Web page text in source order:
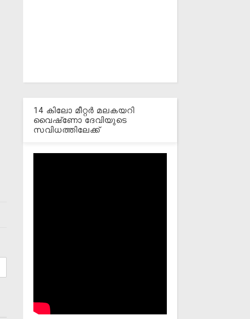
14 കിലോ മീറ്റര്‍ മലകയറി
വൈഷ്‌ണോ ദേവിയുടെ
സവിധത്തിലേക്ക്